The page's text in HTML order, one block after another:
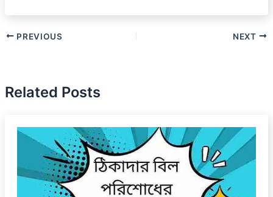
PREVIOUS NEXT
Related Posts